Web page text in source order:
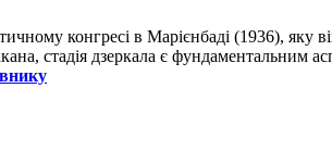
конгресі в Марієнбаді (1936), яку
стадія дзеркала є фундаментальним